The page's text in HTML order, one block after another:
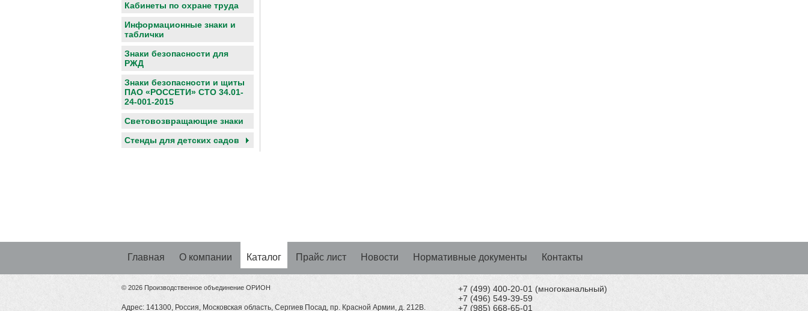
Кабинеты по охране труда
Информационные знаки и
таблички
Знаки безопасности для
РЖД
Знаки безопасности и щиты
ПАО «РОССЕТИ» СТО 34.01-
24-001-2015
Световозвращающие знаки
Cтенды для детских садов
Главная О компании Каталог Прайс лист Новости Нормативные документы Контакты
© 2026 Производственное объединение ОРИОН
Адрес: 141300, Россия, Московская область, Сергиев Посад, пр. Красной Армии, д. 212В.
+7 (499) 400-20-01 (многоканальный)
+7 (496) 549-39-59
+7 (985) 668-65-01